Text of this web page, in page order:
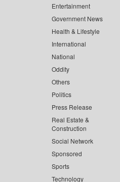
Entertainment
Government News
Health & Lifestyle
International
National
Oddity
Others
Politics
Press Release
Real Estate &
Construction
Social Network
Sponsored
Sports
Technology